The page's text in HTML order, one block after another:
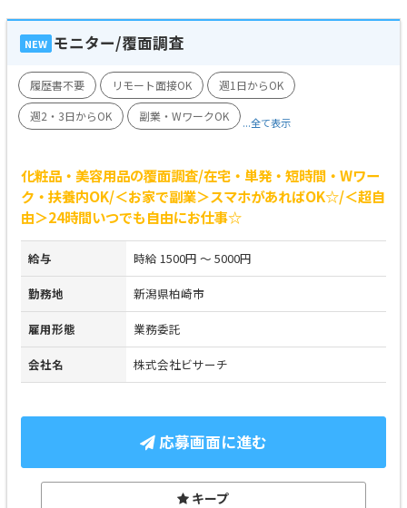
NEW モニター/覆面調査
履歴書不要 リモート面接OK
週1日からOK
週2・3日からOK
副業・WワークOK ...全て表示
化粧品・美容用品の覆面調査/在宅・単発・短時間・Wワー
ク・扶養内OK/＜お家で副業＞スマホがあればOK☆/＜超自
由＞24時間いつでも自由にお仕事☆
給与 時給 1500円 ～ 5000円
勤務地 新潟県柏崎市
雇用形態 業務委託
会社名 株式会社ビサーチ
応募画面に進む
キープ